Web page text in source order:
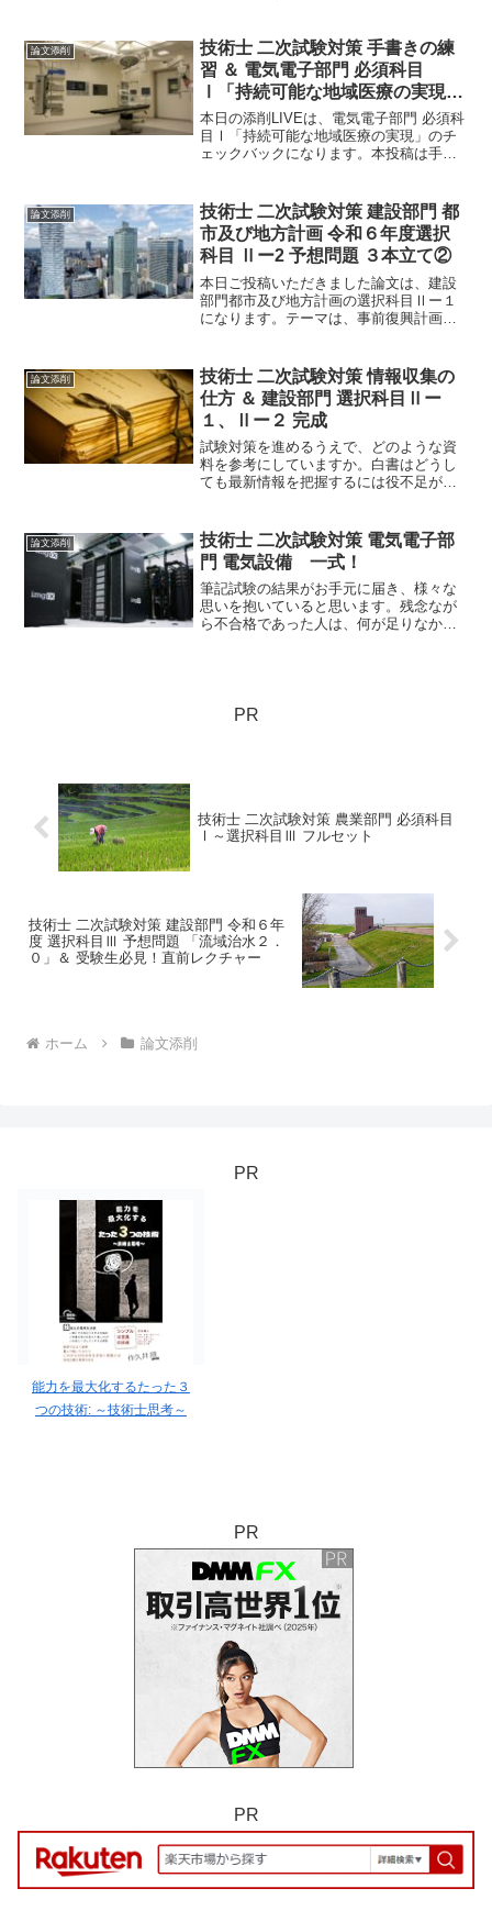
ましょう。
論文添削
技術士 二次試験対策 手書きの練
習 ＆ 電気電子部門 必須科目
Ⅰ「持続可能な地域医療の実現」
CB①
本日の添削LIVEは、電気電子部門 必須科
目Ⅰ「持続可能な地域医療の実現」のチ
ェックバックになります。本投稿は手書
と思いますが、部分修正が本当に大変な
のです。
論文添削
技術士 二次試験対策 建設部門 都
市及び地方計画 令和６年度選択
科目 Ⅱー2 予想問題 ３本立て②
本日ご投稿いただきました論文は、建設
部門都市及び地方計画の選択科目Ⅱー１
になります。テーマは、事前復興計画、
生を踏まえると注目すべきテーマです。
早速、論文をみていきましょう。
論文添削
技術士 二次試験対策 情報収集の
仕方 ＆ 建設部門 選択科目Ⅱー
１、Ⅱー２ 完成
試験対策を進めるうえで、どのような資
料を参考にしていますか。白書はどうし
ても最新情報を把握するには役不足が否
科目Ⅱの傾向と対策においての、資料は
何が適切なのでしょうか。
論文添削
技術士 二次試験対策 電気電子部
門 電気設備 一式！
筆記試験の結果がお手元に届き、様々な
思いを抱いていると思います。残念なが
ら不合格であった人は、何が足りなかっ
PR
技術士 二次試験対策 農業部門 必須科目
Ⅰ～選択科目Ⅲ フルセット
技術士 二次試験対策 建設部門 令和６年
度 選択科目Ⅲ 予想問題 「流域治水２．
０」＆ 受験生必見！直前レクチャー
ホーム 論文添削
PR
能力を最大化するたった３
つの技術: ～技術士思考～
PR
PR